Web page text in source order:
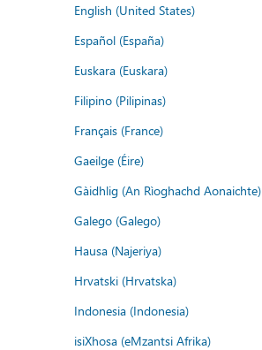
English (United States)
Español (España)
Euskara (Euskara)
Filipino (Pilipinas)
Français (France)
Gaeilge (Éire)
Gàidhlig (An Rìoghachd Aonaichte)
Galego (Galego)
Hausa (Najeriya)
Hrvatski (Hrvatska)
Indonesia (Indonesia)
isiXhosa (eMzantsi Afrika)